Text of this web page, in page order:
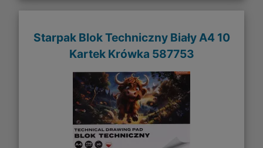
Starpak Blok Techniczny Biały A4 10
Kartek Krówka 587753